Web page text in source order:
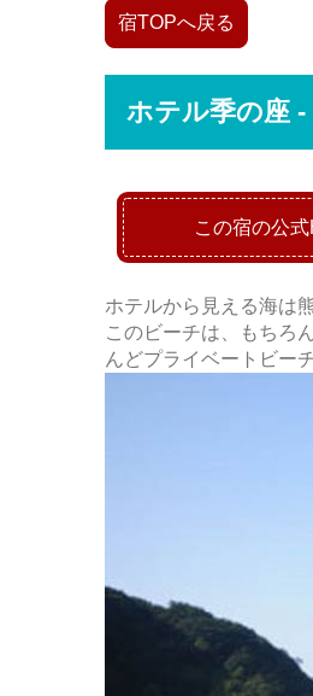
宿TOPへ戻る
ホテル季の座 -
この宿の公
ホテルから見える海は
このビーチは、もちろ
んどプライベートビー